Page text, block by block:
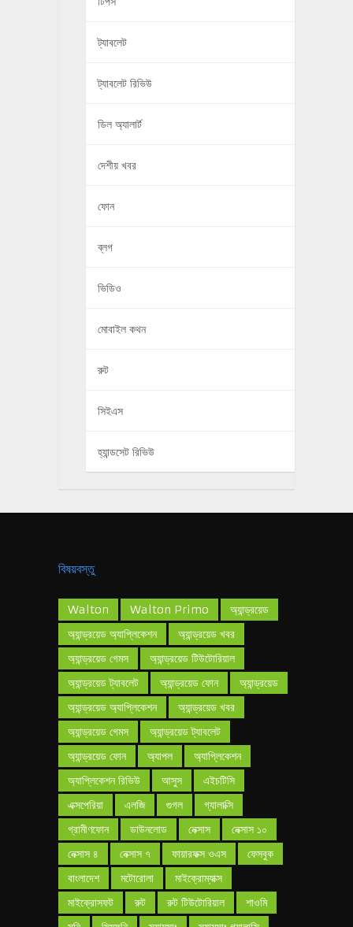
ট্যাবলেট
ট্যাবলেট রিভিউ
ডিল অ্যালার্ট
দেশীয় খবর
ফোন
ব্লগ
ভিডিও
মোবাইল কথন
রুট
সিইএস
হ্যান্ডসেট রিভিউ
বিষয়বস্তু
Walton Walton Primo
অ্যান্ড্রয়েড
অ্যান্ড্রয়েড অ্যাপ্লিকেশন
অ্যান্ড্রয়েড খবর
অ্যান্ড্রয়েড গেমস
অ্যান্ড্রয়েড টিউটোরিয়াল
অ্যান্ড্রয়েড ট্যাবলেট
অ্যান্ড্রয়েড ফোন
অ্যান্ড্রয়েড
অ্যান্ড্রয়েড অ্যাপ্লিকেশন
অ্যান্ড্রয়েড খবর
অ্যান্ড্রয়েড গেমস
অ্যান্ড্রয়েড ট্যাবলেট
অ্যান্ড্রয়েড ফোন
অ্যাপল
অ্যাপ্লিকেশন
অ্যাপ্লিকেশন রিভিউ
আসুস
এইচটিসি
এক্সপেরিয়া
এলজি গুগল
গ্যালাক্সি
গ্রামীণফোন
ডাউনলোড নেক্সাস
নেক্সাস ১০
নেক্সাস ৪
নেক্সাস ৭ ফায়ারফক্স ওএস
ফেসবুক
বাংলাদেশ
মটোরোলা
মাইক্রোম্যাক্স
মাইক্রোসফট
রুট রুট টিউটোরিয়াল
শাওমি